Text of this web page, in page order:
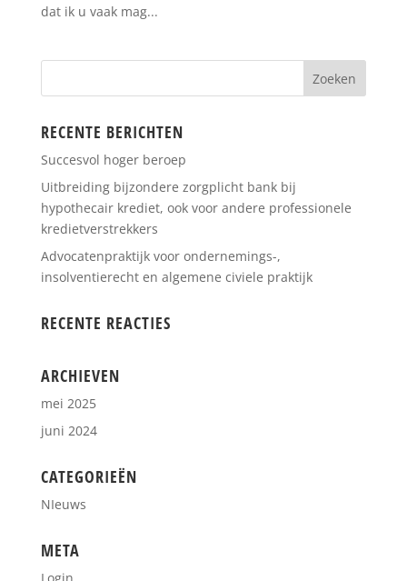
dat ik u vaak mag...
RECENTE BERICHTEN
Succesvol hoger beroep
Uitbreiding bijzondere zorgplicht bank bij
hypothecair krediet, ook voor andere professionele
kredietverstrekkers
Advocatenpraktijk voor ondernemings-,
insolventierecht en algemene civiele praktijk
RECENTE REACTIES
ARCHIEVEN
mei 2025
juni 2024
CATEGORIEËN
NIeuws
META